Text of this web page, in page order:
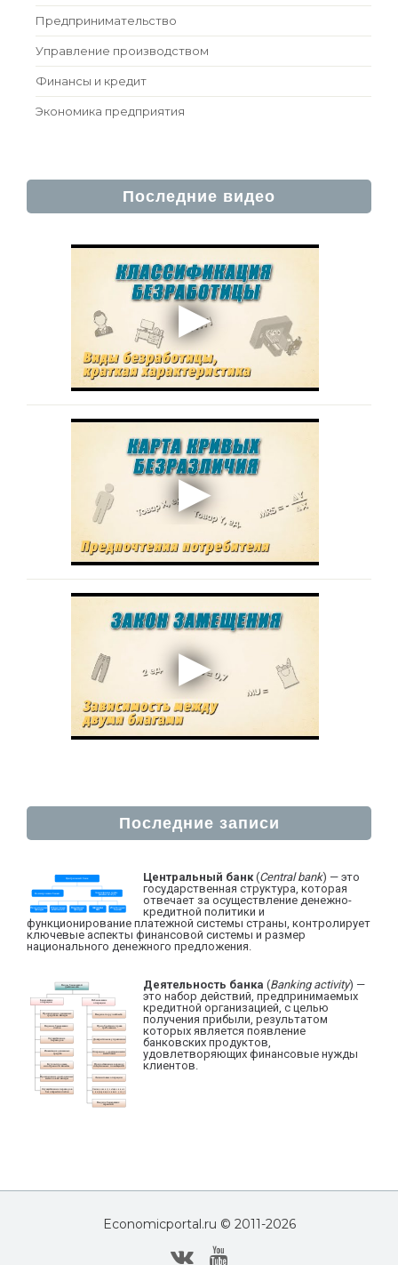
Предпринимательство
Управление производством
Финансы и кредит
Экономика предприятия
Последние видео
Последние записи
Центральный банк(Central bank) — это
государственная структура, которая
отвечает за осуществление денежно-
кредитной политики и
функционирование платежной системы страны, контролирует
ключевые аспекты финансовой системы и размер
национального денежного предложения.
Деятельность банка (Banking activity) —
это набор действий, предпринимаемых
кредитной организацией, с целью
получения прибыли, результатом
которых является появление
банковских продуктов,
удовлетворяющих финансовые нужды
клиентов.
Economicportal.ru © 2011-2026